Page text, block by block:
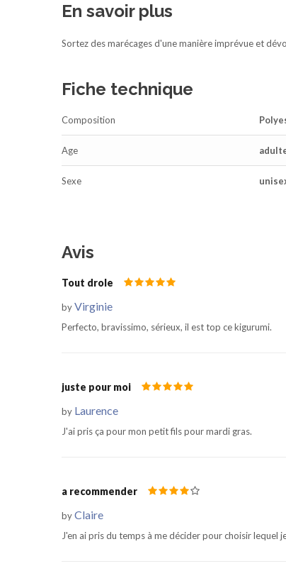
En savoir plus
Sortez des marécages d'une manière imprévue et
Fiche technique
Composition
Age
Sexe
Avis
Tout drole
byVirginie
Perfecto, bravissimo, sérieux, il est top ce kigurumi.
juste pour moi
by Laurence
J'ai pris ça pour mon petit fils pour mardi gras.
a recommender
byClaire
J'en ai pris du temps à me décider pour choisir lequel